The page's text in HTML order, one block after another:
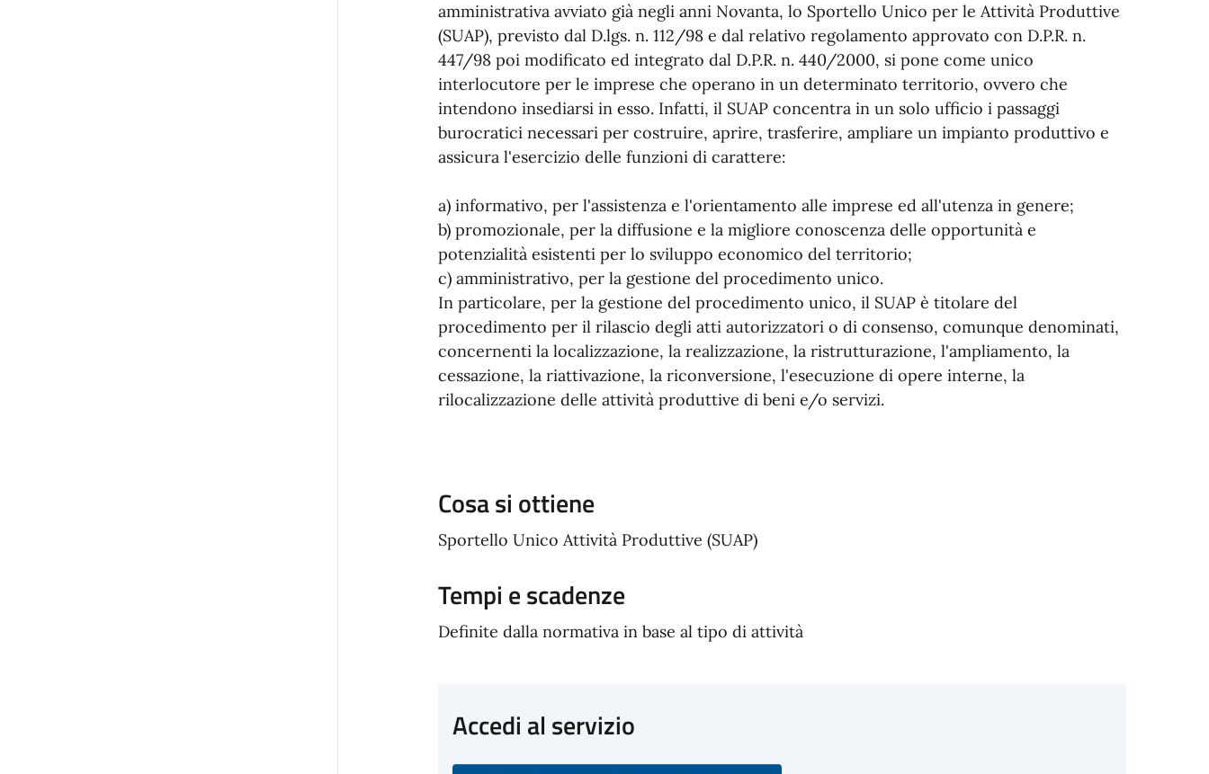
amministrativa avviato già negli anni Novanta, lo Sportello Unico per le Attività Produttive
(SUAP), previsto dal D.lgs. n. 112/98 e dal relativo regolamento approvato con D.P.R. n.
447/98 poi modificato ed integrato dal D.P.R. n. 440/2000, si pone come unico
interlocutore per le imprese che operano in un determinato territorio, ovvero che
intendono insediarsi in esso. Infatti, il SUAP concentra in un solo ufficio i passaggi
burocratici necessari per costruire, aprire, trasferire, ampliare un impianto produttivo e
assicura l'esercizio delle funzioni di carattere:
a) informativo, per l'assistenza e l'orientamento alle imprese ed all'utenza in genere;
b) promozionale, per la diffusione e la migliore conoscenza delle opportunità e
potenzialità esistenti per lo sviluppo economico del territorio;
c) amministrativo, per la gestione del procedimento unico.
In particolare, per la gestione del procedimento unico, il SUAP è titolare del
procedimento per il rilascio degli atti autorizzatori o di consenso, comunque denominati,
concernenti la localizzazione, la realizzazione, la ristrutturazione, l'ampliamento, la
cessazione, la riattivazione, la riconversione, l'esecuzione di opere interne, la
rilocalizzazione delle attività produttive di beni e/o servizi.
Cosa si ottiene
Sportello Unico Attività Produttive (SUAP)
Tempi e scadenze
Definite dalla normativa in base al tipo di attività
Accedi al servizio